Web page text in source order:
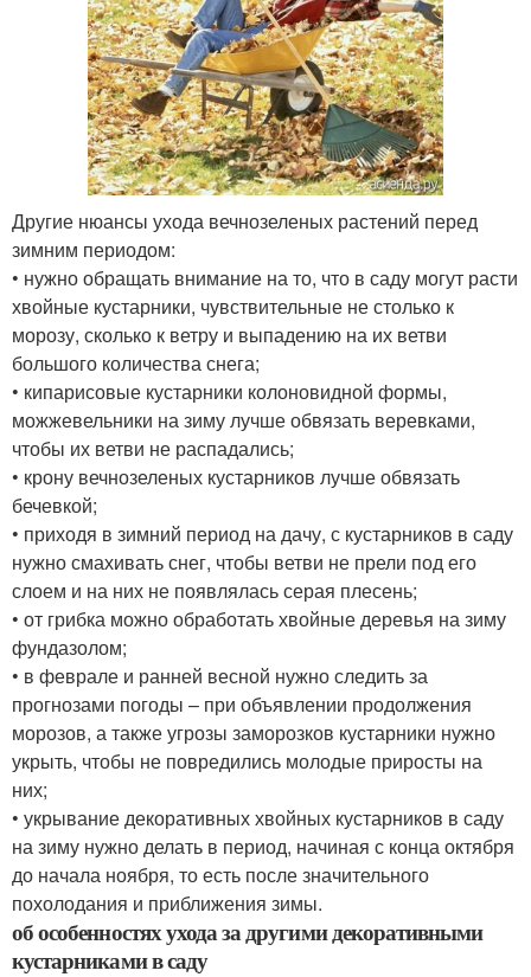
Другие нюансы ухода вечнозеленых растений перед
зимним периодом:
• нужно обращать внимание на то, что в саду могут расти
хвойные кустарники, чувствительные не столько к
морозу, сколько к ветру и выпадению на их ветви
большого количества снега;
• кипарисовые кустарники колоновидной формы,
можжевельники на зиму лучше обвязать веревками,
чтобы их ветви не распадались;
• крону вечнозеленых кустарников лучше обвязать
бечевкой;
• приходя в зимний период на дачу, с кустарников в саду
нужно смахивать снег, чтобы ветви не прели под его
слоем и на них не появлялась серая плесень;
• от грибка можно обработать хвойные деревья на зиму
фундазолом;
• в феврале и ранней весной нужно следить за
прогнозами погоды – при объявлении продолжения
морозов, а также угрозы заморозков кустарники нужно
укрыть, чтобы не повредились молодые приросты на
них;
• укрывание декоративных хвойных кустарников в саду
на зиму нужно делать в период, начиная с конца октября
до начала ноября, то есть после значительного
похолодания и приближения зимы.
об особенностях ухода за другими декоративными
кустарниками в саду